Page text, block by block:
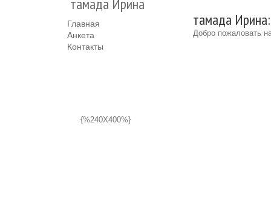
тамада Ирина
Главная
Анкета
Контакты
{%240X400%}
тамада
Добро пожаловать